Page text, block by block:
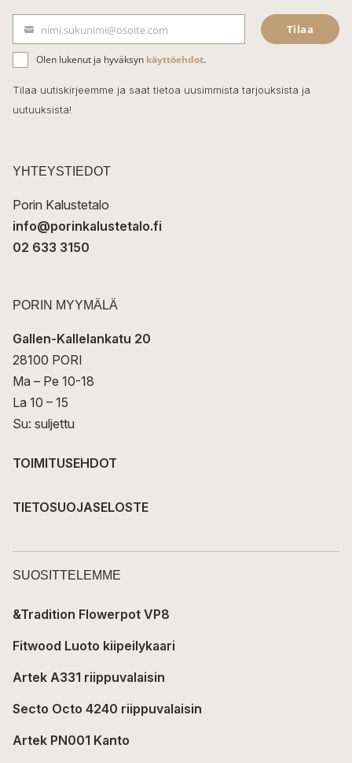
e
b
o
o
k
ä
h
k
t
nimi.sukunimi@osoite.com Tilaa
Olen lukenut ja hyväksyn käyttöehdot.
Tilaa uutiskirjeemme ja saat tietoa uusimmista tarjouksista ja
uutuuksista!
YHTEYSTIEDOT
Porin Kalustetalo
info@porinkalustetalo.fi
02 633 3150
PORIN MYYMÄLÄ
Gallen-Kallelankatu 20
28100 PORI
Ma – Pe 10-18
La 10 – 15
Su: suljettu
TOIMITUSEHDOT
TIETOSUOJASELOSTE
SUOSITTELEMME
&Tradition Flowerpot VP8
Fitwood Luoto kiipeilykaari
Artek A331 riippuvalaisin
Secto Octo 4240 riippuvalaisin
Artek PN001 Kanto